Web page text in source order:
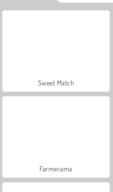
Sweet Match
Farmerama